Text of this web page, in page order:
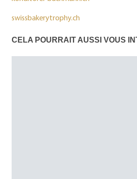
swissbakerytrophy.ch
CELA POURRAIT AUSSI VOUS